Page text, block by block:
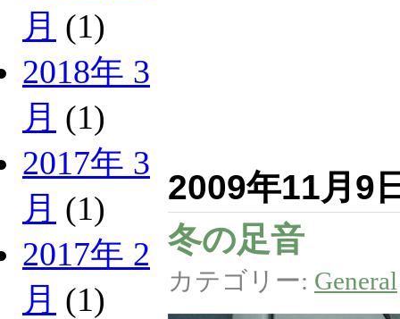
月 (1)
2018年 3
月 (1)
2017年 3
月 (1)
2017年 2
月 (1)
2009年11月9
冬の足音
カテゴリー: General